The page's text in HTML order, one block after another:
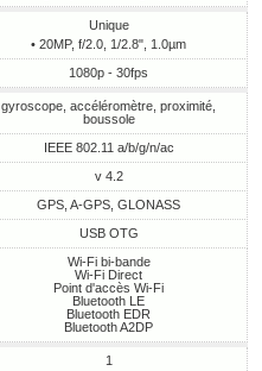
Unique
• 20MP, f/2.0, 1/2.8", 1.0µm
1080p - 30fps
gyroscope, accéléromètre, proximité,
boussole
IEEE 802.11 a/b/g/n/ac
v 4.2
GPS, A-GPS, GLONASS
USB OTG
Wi-Fi bi-bande
Wi-Fi Direct
Point d'accès Wi-Fi
Bluetooth LE
Bluetooth EDR
Bluetooth A2DP
1